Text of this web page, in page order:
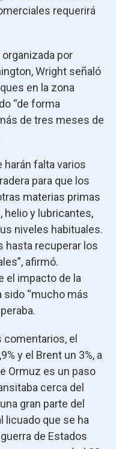
requerirá
por
Wright señaló
en la zona
“de forma
de tres meses de
harán falta varios
para que los
materias primas
helio y lubricantes,
niveles habituales.
hasta recuperar los
afirmó.
el impacto de la
sido “mucho más
comentarios, el
y el Brent un 3%, a
Ormuz es un paso
cerca del
gran parte del
licuado que se ha
de Estados